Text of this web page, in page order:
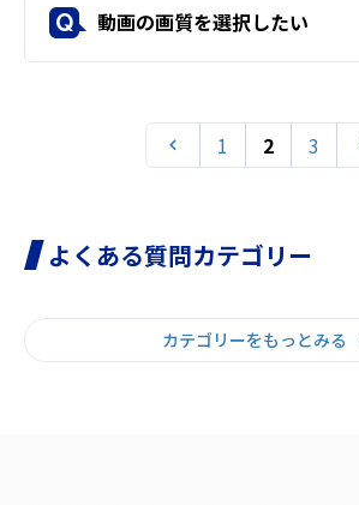
Q 動画の画質を選択したい
1 2 3
よくある質問カテゴリー
カテゴリーをもっとみる